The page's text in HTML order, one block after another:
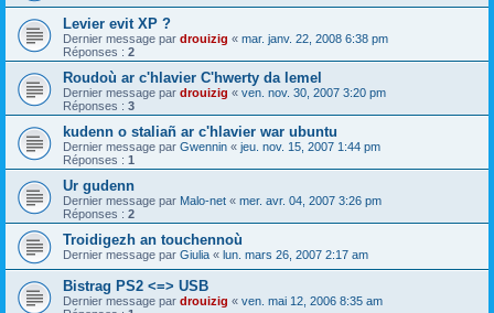
Levier evit XP ?
Dernier message par drouizig « mar. janv. 22, 2008 6:38 pm
Réponses : 2
Roudoù ar c'hlavier C'hwerty da lemel
Dernier message par drouizig « ven. nov. 30, 2007 3:20 pm
Réponses : 3
kudenn o staliañ ar c'hlavier war ubuntu
Dernier message par Gwennin « jeu. nov. 15, 2007 1:44 pm
Réponses : 1
Ur gudenn
Dernier message par Malo-net « mer. avr. 04, 2007 3:26 pm
Réponses : 2
Troidigezh an touchennoù
Dernier message par Giulia « lun. mars 26, 2007 2:17 am
Bistrag PS2 <=> USB
Dernier message par drouizig « ven. mai 12, 2006 8:35 am